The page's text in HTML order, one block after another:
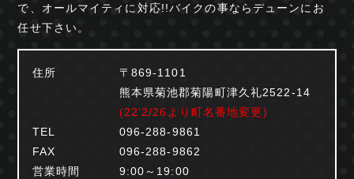
で、オールマイティに対応!!バイクの事ならデューンにお
任せ下さい。
住所
〒869-1101
熊本県菊池郡菊陽町津久礼2522-14
(22'2/26より町名番地変更)
TEL
096-288-9861
FAX
096-288-9862
営業時間
9:00～19:00